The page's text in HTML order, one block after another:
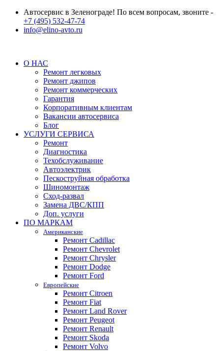
Автосервис в Зеленограде! По всем вопросам, звоните -
+7 (495) 532-47-74
info@elino-avto.ru
О НАС
Ремонт легковых
Ремонт джипов
Ремонт коммерческих
Гарантия
Корпоративным клиентам
Вакансии автосервиса
Блог
УСЛУГИ СЕРВИСА
Ремонт
Диагностика
Техобслуживание
Автоэлектрик
Пескоструйная обработка
Шиномонтаж
Сход-развал
Замена ДВС/КПП
Доп. услуги
ПО МАРКАМ
Американские
Ремонт Cadillac
Ремонт Chevrolet
Ремонт Chrysler
Ремонт Dodge
Ремонт Ford
Европейские
Ремонт Citroen
Ремонт Fiat
Ремонт Land Rover
Ремонт Peugeot
Ремонт Renault
Ремонт Skoda
Ремонт Volvo